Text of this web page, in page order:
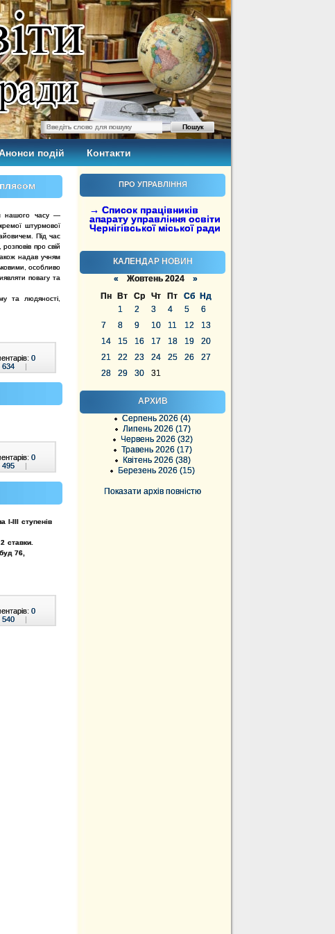
подій Контакти
ПРО УПРАВЛІННЯ
→ Список працівників
апарату управління освіти
Чернігівської міської ради
КАЛЕНДАР НОВИН
« Жовтень 2024 »
Пн
Вт Ср Чт Пт Сб
Нд
1
2 3 4 5
6
7
8 9 10 11 12
13
14
15 16 17 18 19
20
21
22 23 24 25 26
27
28
29 30 31
АРХИВ
Серпень 2026 (4)
Липень 2026 (17)
Червень 2026 (32)
Травень 2026 (17)
Квітень 2026 (38)
Березень 2026 (15)
Показати архів повністю
нашого часу —
штурмової
Під час
про свій
надав учням
особливо
повагу та
та людяності,
0
634 |
0
495 |
І-ІІІ ступенів
ставки.
76,
0
540 |